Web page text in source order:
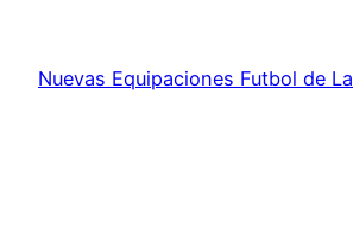
contenido
Nuevas Equipaciones Futbol de